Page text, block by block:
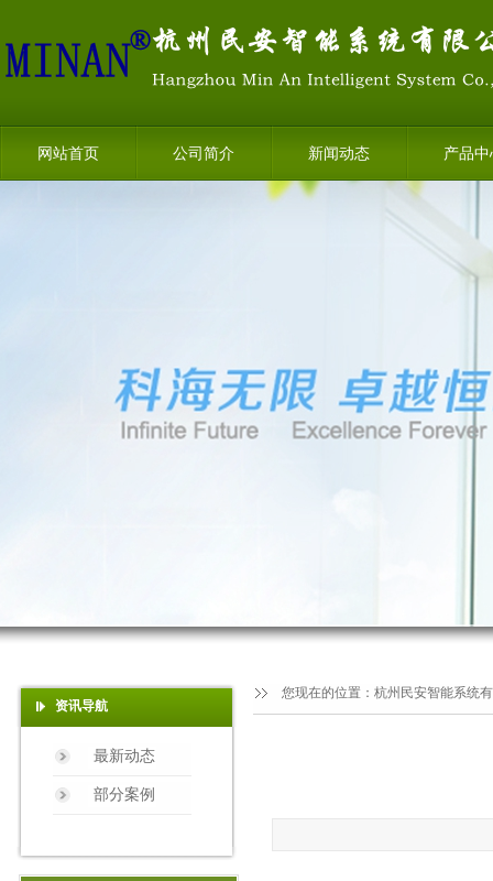
网站首页 公司简介 新闻动态 产品中
您现在的位置： 杭州民安智能系统
资讯导航
最新动态
部分案例